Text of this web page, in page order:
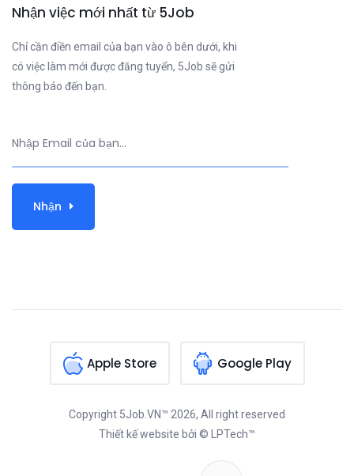
Nhận việc mới nhất từ 5Job
Chỉ cần điền email của bạn vào ô bên dưới, khi
có việc làm mới được đăng tuyển, 5Job sẽ gửi
thông báo đến bạn.
Nhận
Apple Store Google Play
Copyright 5Job.VN™ 2026, All right reserved
Thiết kế website bởi © LPTech™